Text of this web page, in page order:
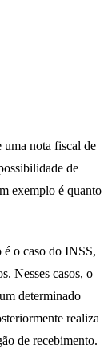
uma nota fiscal de
de
exemplo é quanto
o caso do INSS,
Nesses casos, o
determinado
realiza
de recebimento.